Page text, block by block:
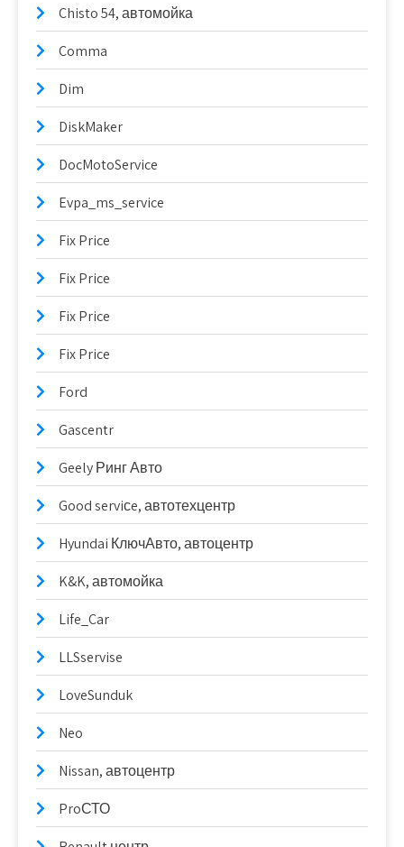
Chisto 54, автомойка
Comma
Dim
DiskMaker
DocMotoService
Evpa_ms_service
Fix Price
Fix Price
Fix Price
Fix Price
Ford
Gascentr
Geely Ринг Авто
Good serviсe, автотехцентр
Hyundai КлючАвто, автоцентр
K&K, автомойка
Life_Car
LLSservise
LoveSunduk
Neo
Nissan, автоцентр
ProСТО